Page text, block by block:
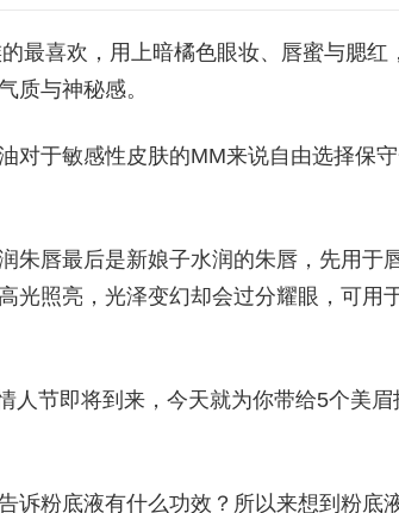
最喜欢，用上暗橘色眼妆、唇蜜与腮红
质与神秘感。
对于敏感性皮肤的MM来说自由选择保
唇最后是新娘子水润的朱唇，先用于
光照亮，光泽变幻却会过分耀眼，可用
人节即将到来，今天就为你带给5个美
诉粉底液有什么功效？所以来想到粉底